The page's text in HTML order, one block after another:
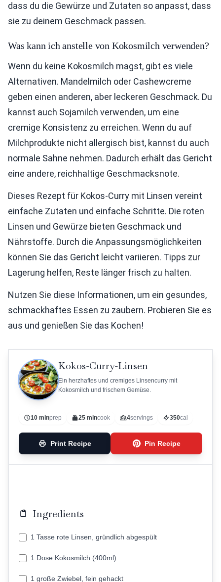
dass du die Gewürze und Zutaten so anpasst, dass
sie zu deinem Geschmack passen.
Was kann ich anstelle von Kokosmilch verwenden?
Wenn du keine Kokosmilch magst, gibt es viele
Alternativen. Mandelmilch oder Cashewcreme
geben einen anderen, aber leckeren Geschmack. Du
kannst auch Sojamilch verwenden, um eine
cremige Konsistenz zu erreichen. Wenn du auf
Milchprodukte nicht allergisch bist, kannst du auch
normale Sahne nehmen. Dadurch erhält das Gericht
eine andere, reichhaltige Geschmacksnote.
Dieses Rezept für Kokos-Curry mit Linsen vereint
einfache Zutaten und einfache Schritte. Die roten
Linsen und Gewürze bieten Geschmack und
Nährstoffe. Durch die Anpassungsmöglichkeiten
können Sie das Gericht leicht variieren. Tipps zur
Lagerung helfen, Reste länger frisch zu halten.
Nutzen Sie diese Informationen, um ein gesundes,
schmackhaftes Essen zu zaubern. Probieren Sie es
aus und genießen Sie das Kochen!
Kokos-Curry-Linsen
Ein herzhaftes und cremiges Linsencurry mit
Kokosmilch und frischem Gemüse.
10 minprep 25 mincook 4servings 350cal
Print Recipe Pin Recipe
Ingredients
1 Tasse rote Linsen, gründlich abgespült
1 Dose Kokosmilch (400ml)
1 große Zwiebel, fein gehackt